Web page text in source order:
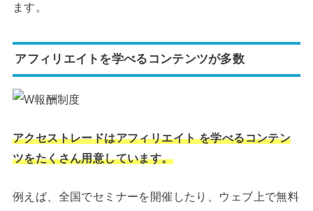
ます。
アフィリエイトを学べるコンテンツが多数
アクセストレードはアフィリエイト を学べるコンテン
ツをたくさん用意しています。
例えば、全国でセミナーを開催したり、ウェブ上で無料